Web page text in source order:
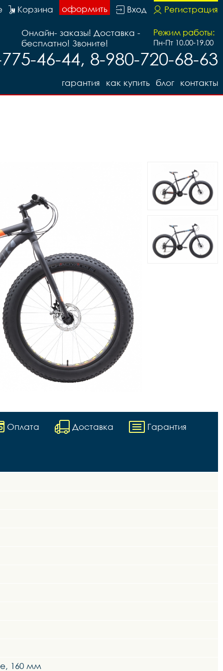
Регистрация
Вход
оформить
Корзина
Режим работы:
Пн-Пт 10.00-19.00
Онлайн- заказы! Доставка -
бесплатно! Звоните!
46-44, 8-980-720-68-63
контакты
блог
как купить
гарантия
Оплата Доставка Гарантия
160 мм